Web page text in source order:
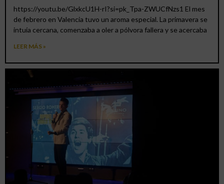
https://youtu.be/GlxkcU1H-rI?si=pk_Tpa-ZWUCfNzs1 El mes
de febrero en Valencia tuvo un aroma especial. La primavera se
intuía cercana, comenzaba a oler a pólvora fallera y se acercaba
LEER MÁS »